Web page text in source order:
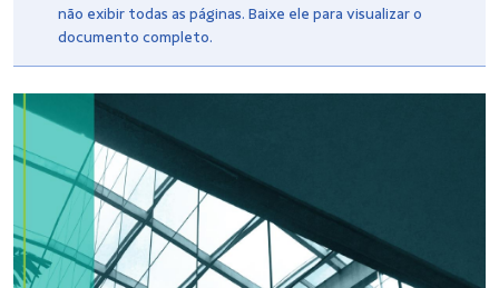
não exibir todas as páginas. Baixe ele para visualizar o
documento completo.